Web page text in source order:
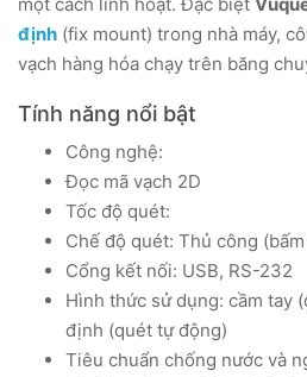
định (fix mount) trong nhà máy,
vạch hàng hóa chạy trên băng
Tính năng nổi bật
Công nghệ:
Đọc mã vạch 2D
Tốc độ quét:
Chế độ quét: Thủ công
Cổng kết nối: USB, RS-232
Hình thức sử dụng: cầm tay
định (quét tự động)
Tiêu chuẩn chống nước và